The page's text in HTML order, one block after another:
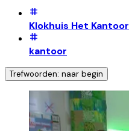
Klokhuis Het Kantoor
kantoor
Trefwoorden: naar begin